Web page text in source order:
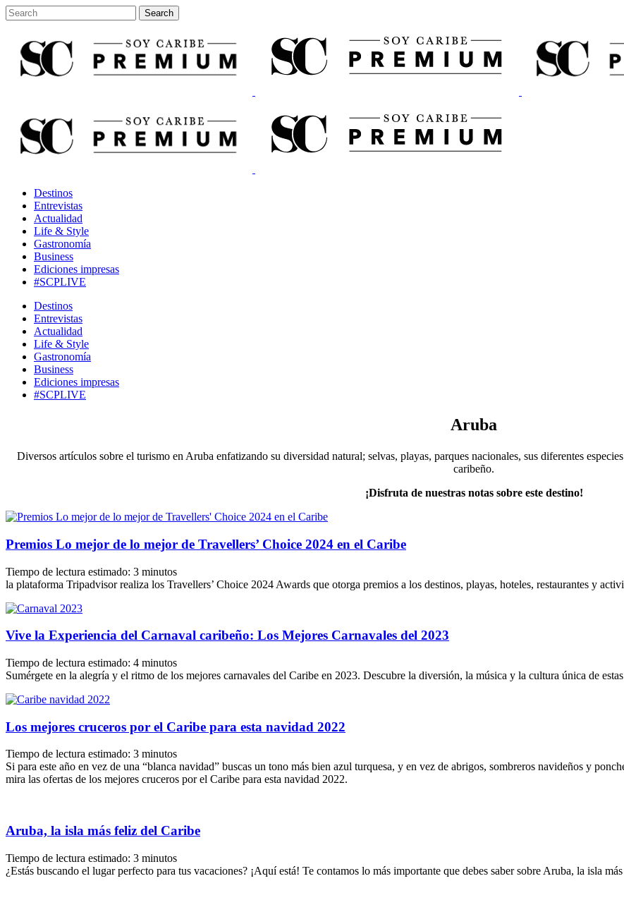
Destinos
Entrevistas
Actualidad
Life & Style
Gastronomía
Business
Ediciones impresas
#SCPLIVE
Destinos
Entrevistas
Actualidad
Life & Style
Gastronomía
Business
Ediciones impresas
#SCPLIVE
Aruba
Diversos artículos sobre el turismo en Aruba enfatizando su diversidad natural; selvas, playas, parques nacionales, sus diferentes
caribeño.
¡Disfruta de nuestras notas sobre este destino!
Premios Lo mejor de lo mejor de Travellers’ Choice 2024 en el Caribe
Tiempo de lectura estimado: 3 minutos
la plataforma Tripadvisor realiza los Travellers’ Choice 2024 Awards que otorga premios a los destinos, playas, hoteles, restaurantes y
Vive la Experiencia del Carnaval caribeño: Los Mejores Carnavales del 2023
Tiempo de lectura estimado: 4 minutos
Sumérgete en la alegría y el ritmo de los mejores carnavales del Caribe en 2023. Descubre la diversión, la música y la cultura única de
Los mejores cruceros por el Caribe para esta navidad 2022
Tiempo de lectura estimado: 3 minutos
Si para este año en vez de una “blanca navidad” buscas un tono más bien azul turquesa, y en vez de abrigos, sombreros navideños y
mira las ofertas de los mejores cruceros por el Caribe para esta navidad 2022.
Aruba, la isla más feliz del Caribe
Tiempo de lectura estimado: 3 minutos
¿Estás buscando el lugar perfecto para tus vacaciones? ¡Aquí está! Te contamos lo más importante que debes saber sobre Aruba, la isla